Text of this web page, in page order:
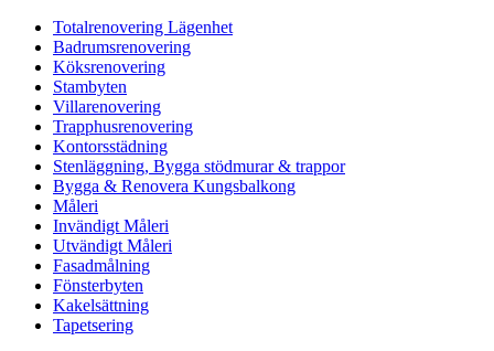
Totalrenovering Lägenhet
Badrumsrenovering
Köksrenovering
Stambyten
Villarenovering
Trapphusrenovering
Kontorsstädning
Stenläggning, Bygga stödmurar & trappor
Bygga & Renovera Kungsbalkong
Måleri
Invändigt Måleri
Utvändigt Måleri
Fasadmålning
Fönsterbyten
Kakelsättning
Tapetsering